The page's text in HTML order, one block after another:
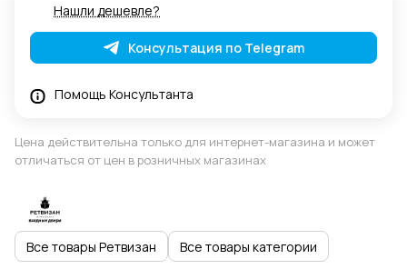
Нашли дешевле?
Консультация по Telegram
Помощь Консультанта
Цена действительна только для интернет-магазина и может
отличаться от цен в розничных магазинах
Все товары Ретвизан Все товары категории